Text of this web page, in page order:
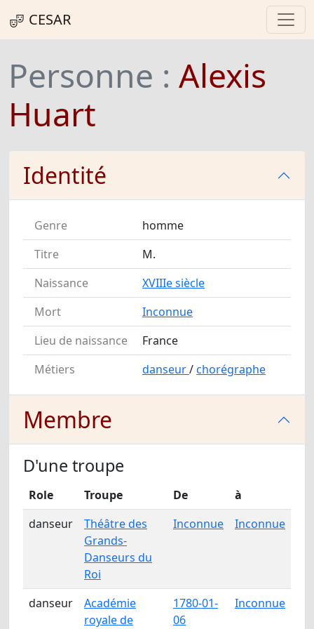
CESAR
Personne : Alexis
Huart
Identité
Genre
homme
Titre
M.
Naissance
XVIIIe siècle
Mort
Inconnue
Lieu de naissance
France
Métiers
danseur/chorégraphe
Membre
D'une troupe
Role Troupe De
à
danseur
Théâtre des
Grands-
Danseurs du
Roi
Inconnue Inconnue
danseur
Académie
royale de
1780-01-
06
Inconnue